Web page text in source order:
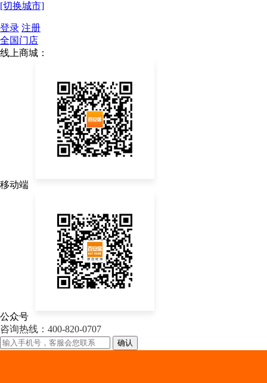
[切换城市]
登录 注册
全国门店
线上商城：
移动端
公众号
咨询热线：400-820-0707
确认